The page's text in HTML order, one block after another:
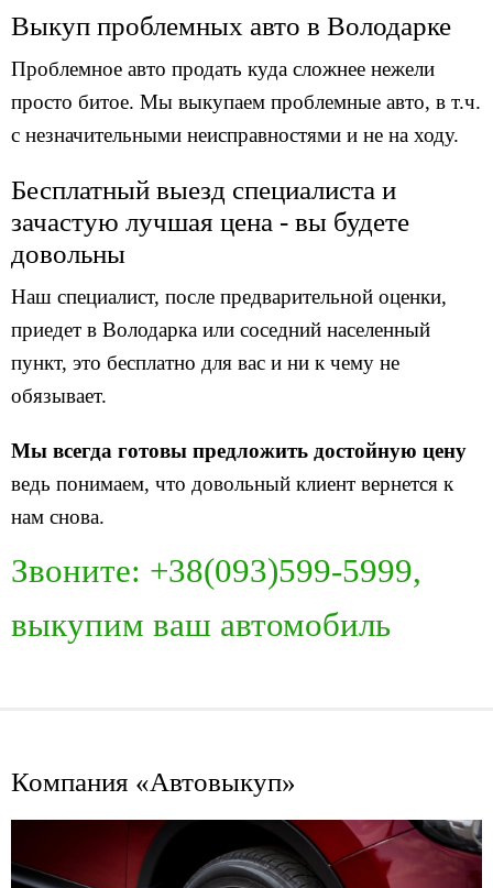
Выкуп проблемных авто в Володарке
Проблемное авто продать куда сложнее нежели
просто битое. Мы выкупаем проблемные авто, в т.ч.
с незначительными неисправностями и не на ходу.
Бесплатный выезд специалиста и
зачастую лучшая цена - вы будете
довольны
Наш специалист, после предварительной оценки,
приедет в Володарка или соседний населенный
пункт, это бесплатно для вас и ни к чему не
обязывает.
Мы всегда готовы предложить достойную цену
ведь понимаем, что довольный клиент вернется к
нам снова.
Звоните: +38(093)599-5999,
выкупим ваш автомобиль
Компания «Автовыкуп»